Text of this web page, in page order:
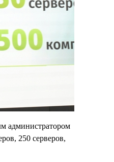
администратором
250 серверов,